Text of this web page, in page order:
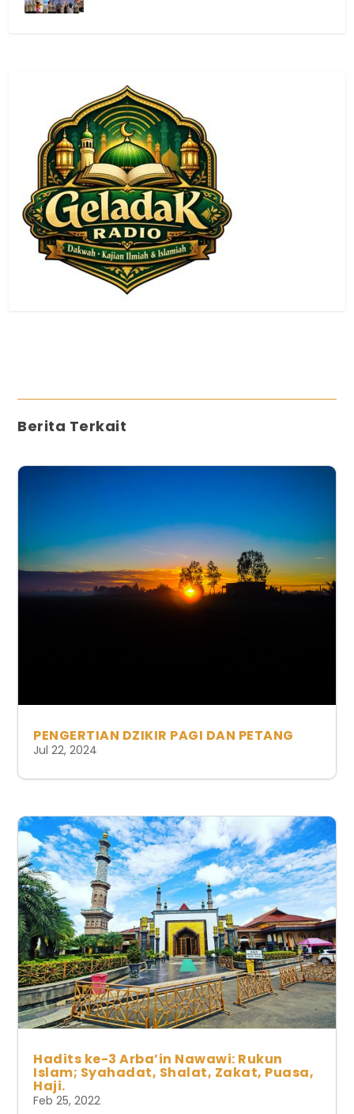
Berita Terkait
PENGERTIAN DZIKIR PAGI DAN PETANG
Jul 22, 2024
Hadits ke-3 Arba’in Nawawi: Rukun
Islam; Syahadat, Shalat, Zakat, Puasa,
Haji.
Feb 25, 2022